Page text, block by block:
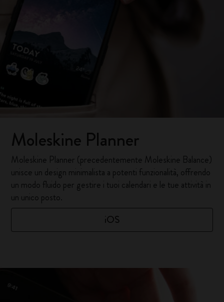
Moleskine Planner
Moleskine Planner (precedentemente Moleskine Balance)
unisce un design minimalista a potenti funzionalità, offrendo
un modo fluido per gestire i tuoi calendari e le tue attività in
un unico posto.
iOS